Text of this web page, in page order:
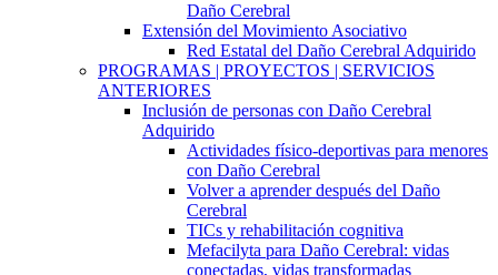
Daño Cerebral
Extensión del Movimiento Asociativo
Red Estatal del Daño Cerebral Adquirido
PROGRAMAS | PROYECTOS | SERVICIOS
ANTERIORES
Inclusión de personas con Daño Cerebral
Adquirido
Actividades físico-deportivas para menores
con Daño Cerebral
Volver a aprender después del Daño
Cerebral
TICs y rehabilitación cognitiva
Mefacilyta para Daño Cerebral: vidas
conectadas, vidas transformadas